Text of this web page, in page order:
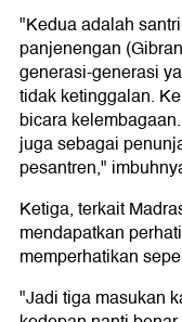
"Kedua adalah
panjenengan
generasi-generasi
tidak ketinggalan.
bicara
juga sebagai
pesantren,"
Ketiga, terkait
mendapatkan
memperhatikan
"Jadi tiga masukan